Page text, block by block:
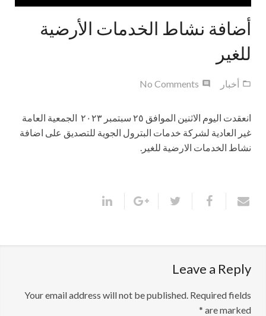
أضافة نشاط الخدمات الأرضية
للغير
أخبار No Comments
انعقدت اليوم الاثنين الموافق ٢٥ سبتمبر ٢٠٢٣
الجمعية العامة
غير العادية لشركة خدمات البترول الجوية للتصديق على اضافة
نشاط الخدمات الارضية للغير .
Leave a Reply
Your email address will not be published. Required fields
are marked
*